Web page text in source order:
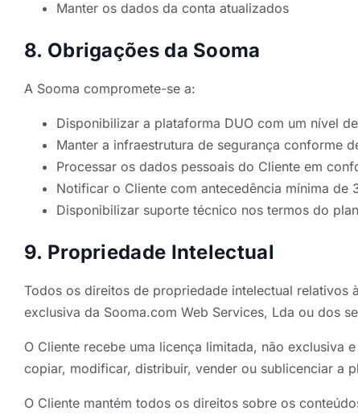
Manter os dados da conta atualizados
8. Obrigações da Sooma
A Sooma compromete-se a:
Disponibilizar a plataforma DUO com um nível
Manter a infraestrutura de segurança conforme
Processar os dados pessoais do Cliente em
Notificar o Cliente com antecedência mínima
Disponibilizar suporte técnico nos termos do
9. Propriedade Intelectual
Todos os direitos de propriedade intelectual
exclusiva da Sooma.com Web Services, Lda ou dos
O Cliente recebe uma licença limitada, não exclusiva
copiar, modificar, distribuir, vender ou sublicenciar a
O Cliente mantém todos os direitos sobre os